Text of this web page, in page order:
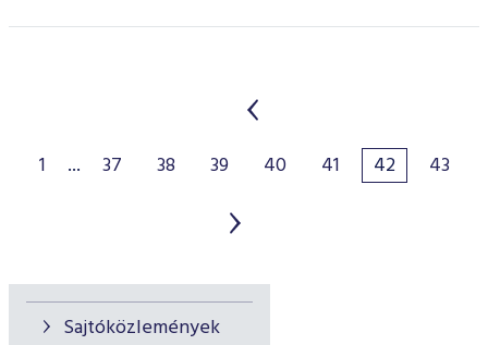
Sajtóközlemények
1 ... 37 38 39 40 41 42 43